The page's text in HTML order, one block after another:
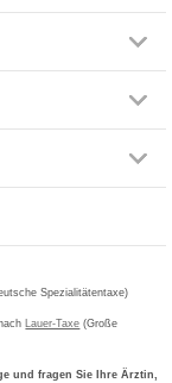
Spezialitätentaxe)
Lauer-Taxe (Große
und fragen Sie Ihre Ärztin,